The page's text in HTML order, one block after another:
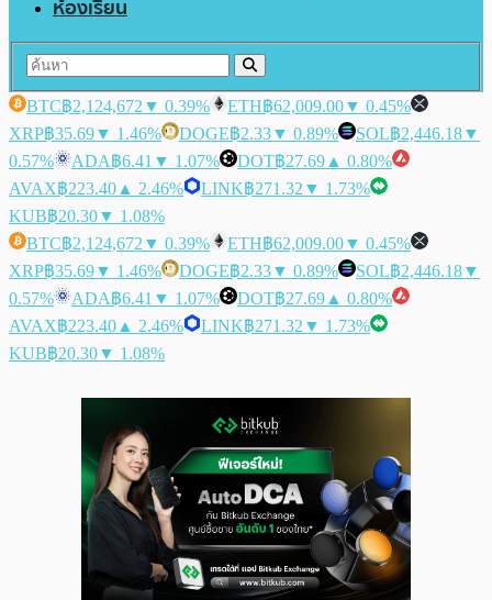
ห้องเรียน
BTC฿2,124,672 ▼ 0.39% ETH฿62,009.00▼ 0.45%
XRP฿35.69▼ 1.46% DOGE฿2.33▼ 0.89% SOL฿2,446.18▼
0.57%
ADA฿6.41 ▼ 1.07% DOT฿27.69 ▲ 0.80%
AVAX฿223.40 ▲ 2.46% LINK฿271.32 ▼ 1.73%
KUB฿20.30▼ 1.08%
BTC฿2,124,672 ▼ 0.39% ETH฿62,009.00▼ 0.45%
XRP฿35.69▼ 1.46% DOGE฿2.33▼ 0.89% SOL฿2,446.18▼
0.57%
ADA฿6.41 ▼ 1.07% DOT฿27.69 ▲ 0.80%
AVAX฿223.40 ▲ 2.46% LINK฿271.32 ▼ 1.73%
KUB฿20.30▼ 1.08%